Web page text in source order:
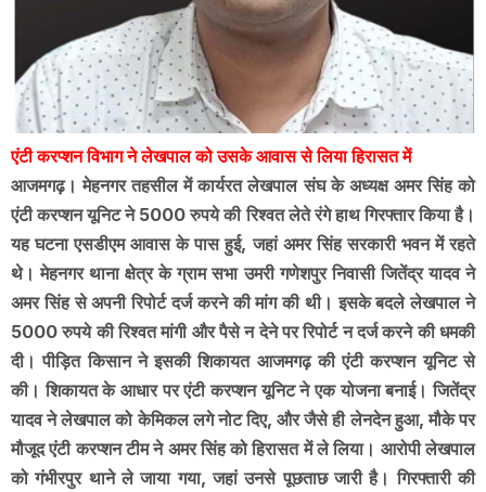
एंटी करप्शन विभाग ने लेखपाल को उसके आवास से लिया हिरासत में
आजमगढ़। मेहनगर तहसील में कार्यरत लेखपाल संघ के अध्यक्ष अमर सिंह को
एंटी करप्शन यूनिट ने 5000 रुपये की रिश्वत लेते रंगे हाथ गिरफ्तार किया है।
यह घटना एसडीएम आवास के पास हुई, जहां अमर सिंह सरकारी भवन में रहते
थे। मेहनगर थाना क्षेत्र के ग्राम सभा उमरी गणेशपुर निवासी जितेंद्र यादव ने
अमर सिंह से अपनी रिपोर्ट दर्ज करने की मांग की थी। इसके बदले लेखपाल ने
5000 रुपये की रिश्वत मांगी और पैसे न देने पर रिपोर्ट न दर्ज करने की धमकी
दी। पीड़ित किसान ने इसकी शिकायत आजमगढ़ की एंटी करप्शन यूनिट से
की। शिकायत के आधार पर एंटी करप्शन यूनिट ने एक योजना बनाई। जितेंद्र
यादव ने लेखपाल को केमिकल लगे नोट दिए, और जैसे ही लेनदेन हुआ, मौके पर
मौजूद एंटी करप्शन टीम ने अमर सिंह को हिरासत में ले लिया। आरोपी लेखपाल
को गंभीरपुर थाने ले जाया गया, जहां उनसे पूछताछ जारी है। गिरफ्तारी की